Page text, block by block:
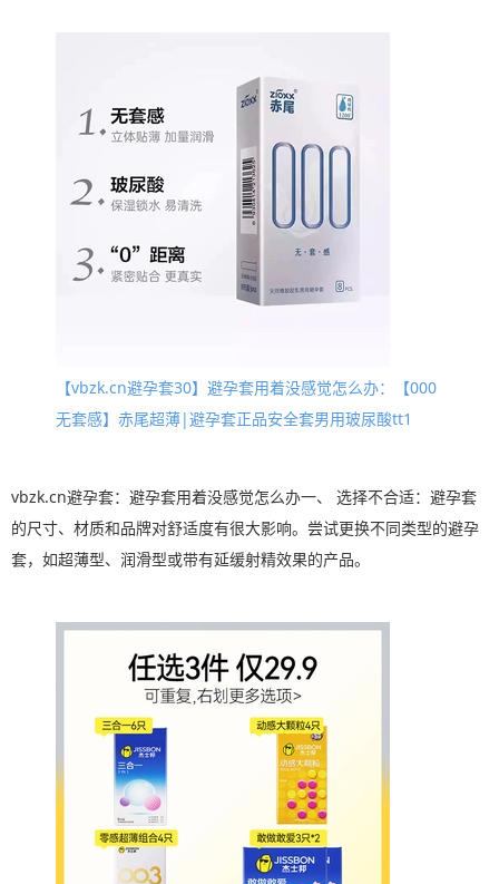
【vbzk.cn避孕套30】避孕套用着没感觉怎么办：【000
无套感】赤尾超薄|避孕套正品安全套男用玻尿酸tt1
vbzk.cn避孕套：避孕套用着没感觉怎么办一、 选择不合适：避孕套
的尺寸、材质和品牌对舒适度有很大影响。尝试更换不同类型的避孕
套，如超薄型、润滑型或带有延缓射精效果的产品。